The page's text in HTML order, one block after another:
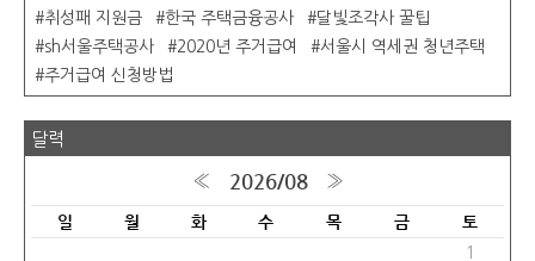
취성패 지원금
한국 주택금융공사
달빛조각사 꿀팁
sh서울주택공사
2020년 주거급여
서울시 역세권 청년주택
주거급여 신청방법
달력
« 2026/08 »
일 월 화 수 목 금 토
1